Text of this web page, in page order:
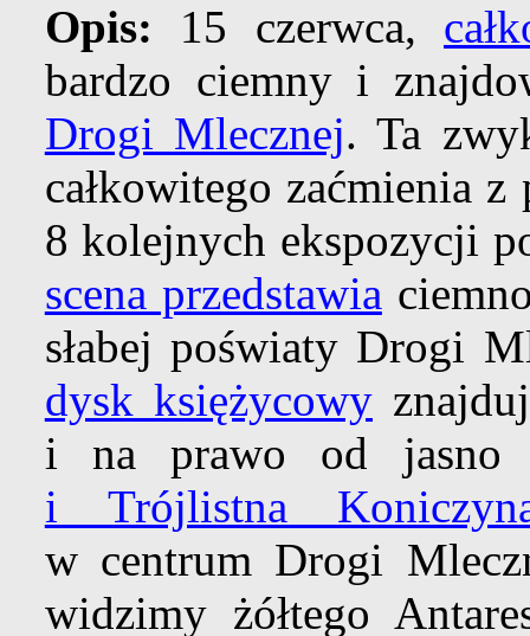
Opis: 15 czerwca,
bardzo ciemny i
Drogi Mlecznej. Ta
całkowitego zaćmienia
8 kolejnych ekspozycji
scena przedstawia
słabej poświaty Drogi
dysk księżycowy
i na prawo od jasno
i Trójlistna
w centrum Drogi
widzimy żółtego